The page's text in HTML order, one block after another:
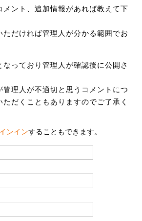
メント、追加情報があれば教えて下
ただければ管理人が分かる範囲でお
なっており管理人が確認後に公開さ
管理人が不適切と思うコメントにつ
だくこともありますのでご了承く
ンインすることもできます。